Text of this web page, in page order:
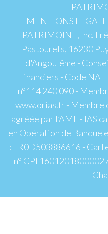
MENTIONS
PATRIMOINE, Inc.
Pastourets, 16230
d'Angoulême -
Financiers - Code
n°114 240 090 -
www.orias.fr - Membre
agréée par l’AMF - IAS
en Opération de Banque
: FR0D503886616 -
n° CPI